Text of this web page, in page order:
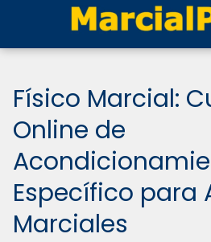
Físico Marcial:
Online de
Específico para
Marciales